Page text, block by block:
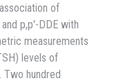
of
p,p′-DDE with
measurements
levels of
Two hundred